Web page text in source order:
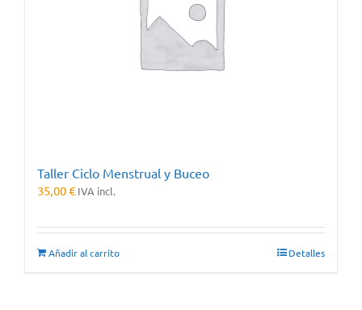
Taller Ciclo Menstrual y Buceo
35,00€ IVA incl.
Añadir al carrito Detalles